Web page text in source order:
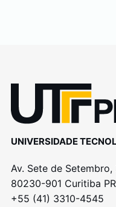
UNIVERSIDADE
Av. Sete de Setembro,
80230-901 Curitiba
+55 (41) 3310-4545